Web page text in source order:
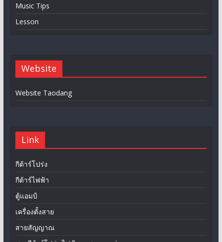
Music Tips
Lesson
Website
Website Taodang
Link
กีต้าร์โปร่ง
กีต้าร์ไฟฟ้า
ตู้แอมป์
เครื่องตั้งสาย
สายสัญญาณ